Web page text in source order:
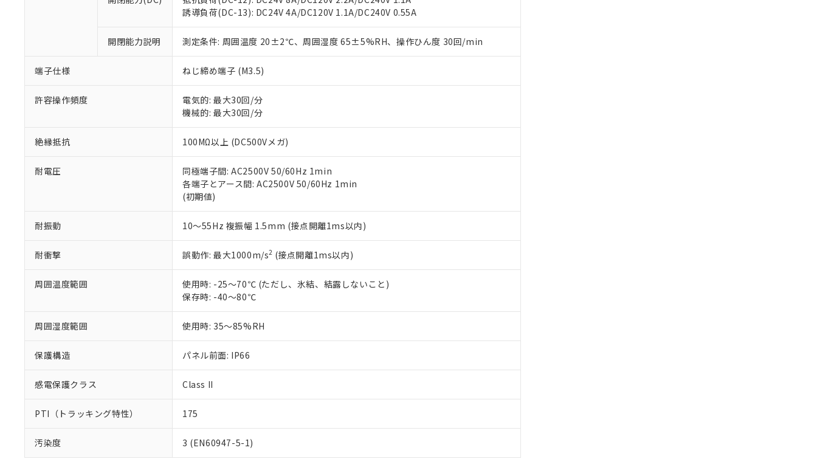
誘導負荷(DC-13): DC24V 4A/DC120V 1.1A/DC240V 0.55A
開閉能力説明 測定条件: 周囲温度 20±2℃、周囲湿度 65±5%RH、操作ひん度 30回/min
端子仕様 ねじ締め端子 (M3.5)
許容操作頻度
電気的: 最大30回/分
機械的: 最大30回/分
絶縁抵抗 100MΩ以上 (DC500Vメガ)
耐電圧
同極端子間: AC2500V 50/60Hz 1min
各端子とアース間: AC2500V 50/60Hz 1min
(初期値)
耐振動 10～55Hz 複振幅 1.5mm (接点開離1ms以内)
耐衝撃 誤動作: 最大1000m/s2 (接点開離1ms以内)
周囲温度範囲
使用時: -25～70℃ (ただし、氷結、結露しないこと)
保存時: -40～80℃
周囲湿度範囲 使用時: 35～85%RH
保護構造 パネル前面: IP66
感電保護クラス Class II
PTI（トラッキング特性） 175
汚染度 3 (EN60947-5-1)
のであり、閲覧された時点での実際の在庫および標準価格とは異なる場合があることをご了承くださ
い。
正式な納期状況および標準価格はお客様のお取引先、またはお客様担当のオムロン制御機器販売店・
当社販売員にご相談ください。
オムロン制御機器販売店や当社販売拠点は「販売ネットワーク
」をご確認ください。
在庫状況および標準価格結果を当社の事前の承諾なく第三者に漏洩または開示しないようお願いしま
マイパーツ機能（部品リスト作成サービス）をご利用いただくには、I-Webメンバーズにご登録され
ている必要があります。
お客様が当ウェブサイト上で当社にご登録された部品リストについて、当社および当社の共同利用者
さい。
※当社の共同利用者とは、"個人情報の共同利用に関して"
の「1.共同利用者の範囲」に記載されて
いる法人を指します。
フタル酸エステル類の４物質については閾値を超える意図的な使用がないことを確認しています。
※2 対応予定月
部品在庫の切り替え状況などにより、予定月が前後することがあります。
※3 非含有証明書ダウンロード
下記の非含有証明書をダウンロードすることができます。
EU RoHS指令（10物質）の非含有証明書
51物質の非含有証明書（当社基準）
※本証明書は発行日時点で非含有を証明するもので、過去に遡って非含有を証明するものではありません。
また、RoHS指令のフタル酸エステル類４物質の対応では、対応完了までの期間は出荷製品に未対応品が
混在することから備考欄に対応日を記載しておりました。
り割愛しております。
Cr(Ⅵ)(六価クロム) : 1000ppm、 PBBs(ポリ臭化ビフェニル類) : 1000ppm、 PBDEs(ポリ臭化ジフェニルエーテル類) : 1000ppm、
DBP(フタル酸ジブチル) : 1000ppm、 DIBP(フタル酸ジイソブチル) : 1000ppm、 BBP(フタル酸ブチルベンジル) : 1000ppm、
DEHP(フタル酸ビス(2-エチルヘキシル)) : 1000ppm
※2 環境保護使用期限
「ｅ」：有害物質（10物質）のすべてが基準値以下であることを示します。
「10」：通常の使用状況下において有害物質が外部に漏えいし、環境に深刻な影響を及ぼさない年数を意
味します。
ます。
当社は貴社製品を、核兵器、ミサイル、化学兵器、生物兵器またはその他武器並びにこれらの製造装
当社は、貴社製品を第三者に販売する場合は、上記1、2および3の内容を当該第三者に通知します。
また当社は、販売先および販売に係わる関係者が違法に輸出するおそれがある場合は、取り引きをい
たしません。
○ 一定数以上の在庫あり
△ 一定数には満たないが在庫あり
－
在庫なし(最新の在庫状況については、お客様のお取引先、またはお客様担当のオムロン制御
機器販売店・当社販売員にご確認ください)
空
白
受注生産機種、また在庫状況の情報を公開していない機種